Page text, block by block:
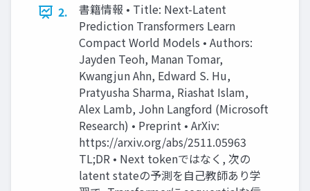
2.
書籍情報 • Title: Next-Latent
Prediction Transformers Learn
Compact World Models • Authors:
Jayden Teoh, Manan Tomar,
Kwangjun Ahn, Edward S. Hu,
Pratyusha Sharma, Riashat Islam,
Alex Lamb, John Langford (Microsoft
Research) • Preprint • ArXiv:
https://arxiv.org/abs/2511.05963
TL;DR • Next tokenではなく, 次の
latent stateの予測を自己教師あり学